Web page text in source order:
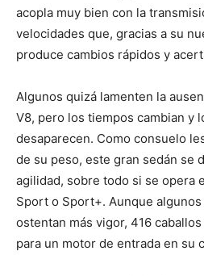
acopla muy bien con la
velocidades que, gracias a su
produce cambios rápidos y
Algunos quizá lamenten la
V8, pero los tiempos cambian y
desaparecen. Como consuelo
de su peso, este gran sedán se
agilidad, sobre todo si se opera
Sport o Sport+. Aunque
ostentan más vigor, 416
para un motor de entrada en su